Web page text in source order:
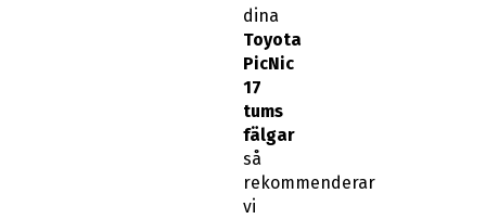
dina
Toyota
PicNic
17
tums
fälgar
så
rekommenderar
vi